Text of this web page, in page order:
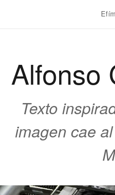
Alfonso
Texto
imagen cae